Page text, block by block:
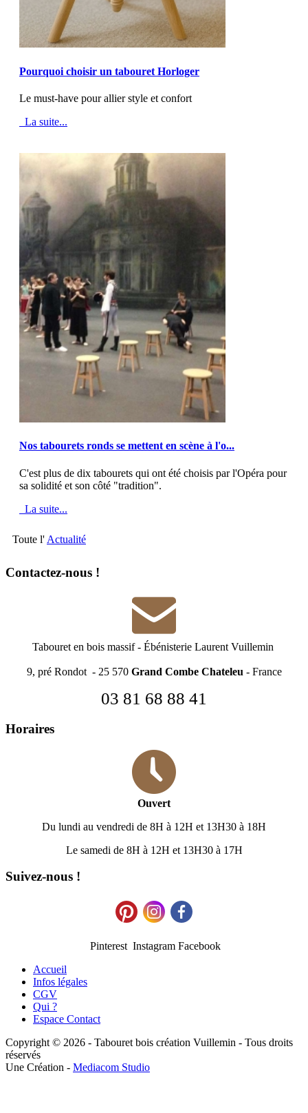
Pourquoi choisir un tabouret Horloger
Le must-have pour allier style et confort
La suite...
Nos tabourets ronds se mettent en scène à l'o...
C'est plus de dix tabourets qui ont été choisis par l'Opéra pour
sa solidité et son côté "tradition".
La suite...
Toute l' Actualité
Contactez-nous !
Tabouret en bois massif- Ébénisterie Laurent Vuillemin
9, pré Rondot - 25 570 Grand Combe Chateleu - France
03 81 68 88 41
Horaires
Ouvert
Du lundi au vendredi de 8H à 12H et 13H30 à 18H
Le samedi de 8H à 12H et 13H30 à 17H
Suivez-nous !
Pinterest Instagram Facebook
Accueil
Infos légales
CGV
Qui ?
Espace Contact
Copyright © 2026 - Tabouret bois création Vuillemin - Tous droits
réservés
Une Création - Mediacom Studio